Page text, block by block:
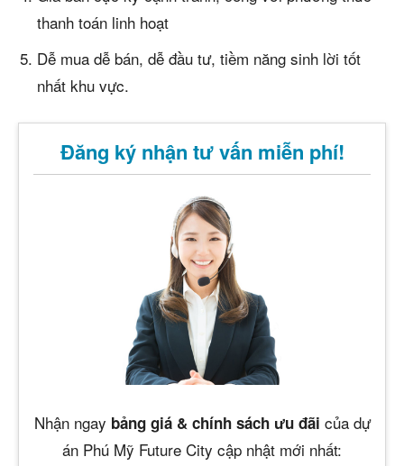
thanh toán linh hoạt
Dễ mua dễ bán, dễ đầu tư, tiềm năng sinh lời tốt
nhất khu vực.
Đăng ký nhận tư vấn miễn phí!
Nhận ngay bảng giá & chính sách ưu đãi của dự
án Phú Mỹ Future City cập nhật mới nhất: